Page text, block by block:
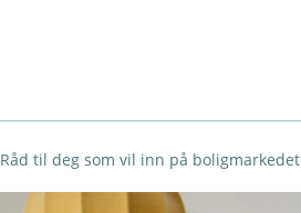
Råd til deg som vil inn på boligmarkedet